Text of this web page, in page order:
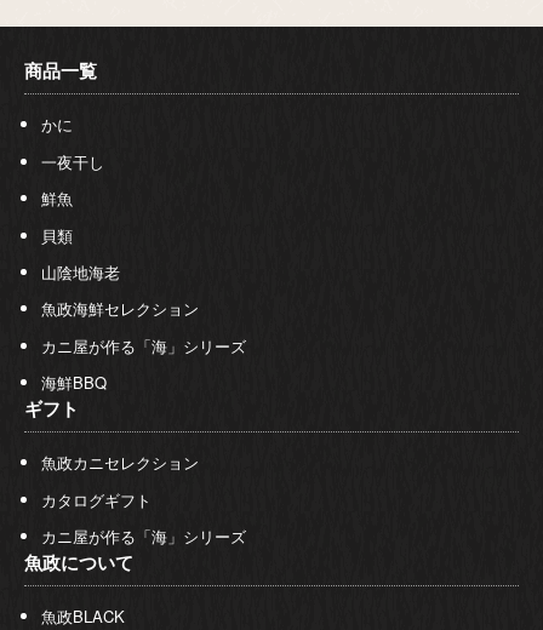
商品一覧
かに
一夜干し
鮮魚
貝類
山陰地海老
魚政海鮮セレクション
カニ屋が作る「海」シリーズ
海鮮BBQ
ギフト
魚政カニセレクション
カタログギフト
カニ屋が作る「海」シリーズ
魚政について
魚政BLACK